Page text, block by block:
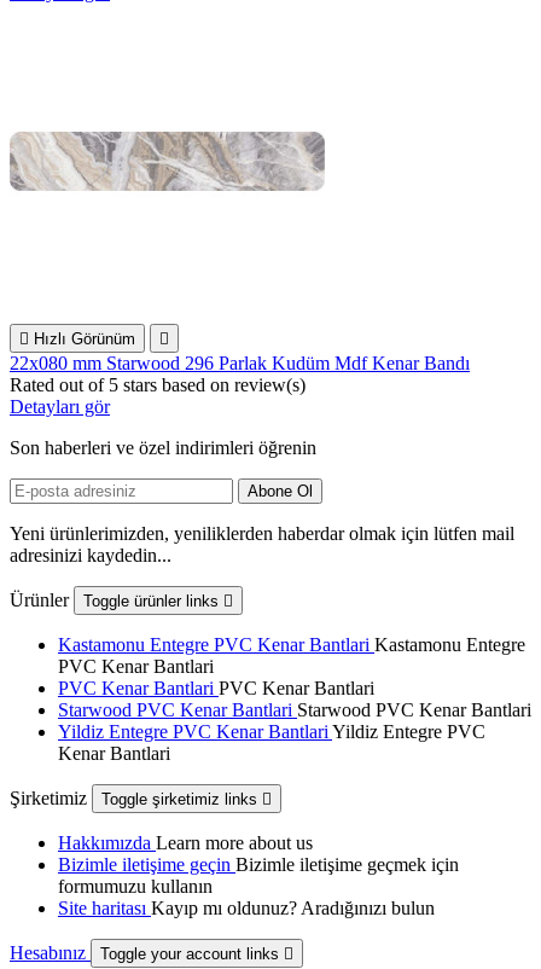
 Hızlı Görünüm 
22x080 mm Starwood 296 Parlak Kudüm Mdf Kenar Bandı
Rated out of 5 stars based on review(s)
Detayları gör
Son haberleri ve özel indirimleri öğrenin
Yeni ürünlerimizden, yeniliklerden haberdar olmak için lütfen mail
adresinizi kaydedin...
Ürünler Toggle ürünler links 
Kastamonu Entegre PVC Kenar Bantlari Kastamonu Entegre
PVC Kenar Bantlari
PVC Kenar Bantlari PVC Kenar Bantlari
Starwood PVC Kenar Bantlari Starwood PVC Kenar Bantlari
Yildiz Entegre PVC Kenar Bantlari Yildiz Entegre PVC
Kenar Bantlari
Şirketimiz Toggle şirketimiz links 
Hakkımızda Learn more about us
Bizimle iletişime geçin Bizimle iletişime geçmek için
formumuzu kullanın
Site haritası Kayıp mı oldunuz? Aradığınızı bulun
Hesabınız Toggle your account links 